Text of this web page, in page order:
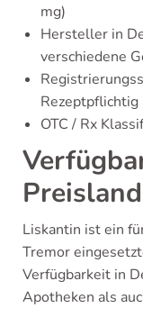
mg)
Hersteller in
verschiedene
Rezeptpflichtig
OTC / Rx
Liskantin ist ein
Tremor
Verfügbarkeit in
Apotheken als